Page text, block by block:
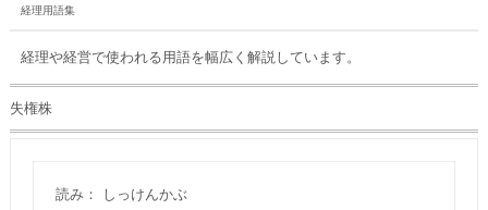
経理用語集
経理や経営で使われる用語を幅広く解説しています。
失権株
読み： しっけんかぶ